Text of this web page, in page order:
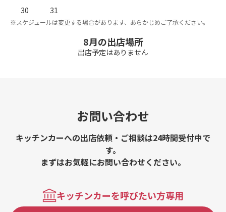
30
31
※スケジュールは変更する場合があります、あらかじめご了承ください。
8月の出店場所
出店予定はありません
お問い合わせ
キッチンカーへの出店依頼・ご相談は24時間受付中で
す。
まずはお気軽にお問い合わせください。
キッチンカーを呼びたい方専用